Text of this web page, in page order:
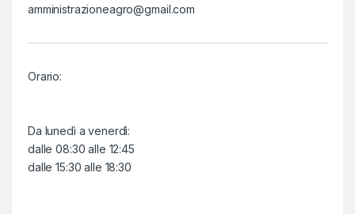
amministrazioneagro@gmail.com
Orario:
Da lunedì a venerdì:
dalle 08:30 alle 12:45
dalle 15:30 alle 18:30